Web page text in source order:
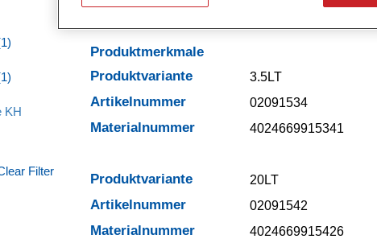
KH
Filter
Produktmerkmale
Produktvariante
3.5LT
Artikelnummer 02091534
Materialnummer 4024669915341
Produktvariante 20LT
Artikelnummer 02091542
Materialnummer 4024669915426